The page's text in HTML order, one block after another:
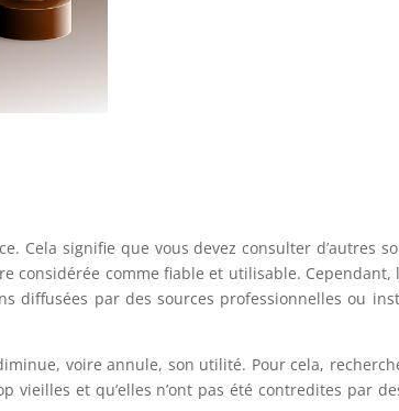
Cela signifie que vous devez consulter d’autres
considérée comme fiable et utilisable.
diffusées par des sources professionnelles ou
voire annule, son utilité. Pour cela,
et qu’elles n’ont pas été contredites par